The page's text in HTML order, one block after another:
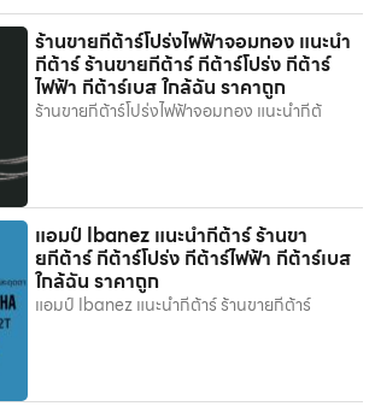
ร้านขายกีต้าร์โปร่งไฟฟ้าจอมทอง แนะนำ
กีต้าร์ ร้านขายกีต้าร์ กีต้าร์โปร่ง กีต้าร์
ไฟฟ้า กีต้าร์เบส ใกล้ฉัน ราคาถูก
ร้านขายกีต้าร์โปร่งไฟฟ้าจอมทอง แนะนำกีต้
แอมป์ Ibanez แนะนำกีต้าร์ ร้านขา
ยกีต้าร์ กีต้าร์โปร่ง กีต้าร์ไฟฟ้า กีต้าร์เบส
ใกล้ฉัน ราคาถูก
แอมป์ Ibanez แนะนำกีต้าร์ ร้านขายกีต้าร์